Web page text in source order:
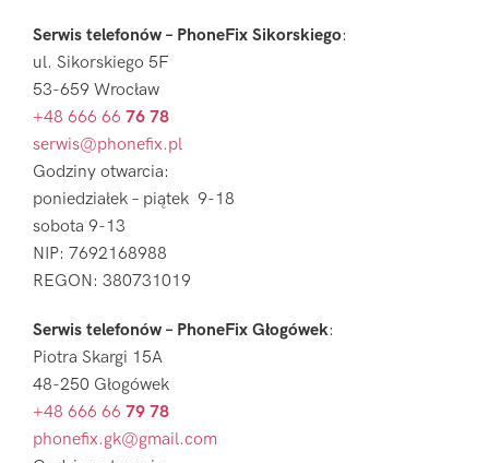
Serwis telefonów – PhoneFix Sikorskiego:
ul. Sikorskiego 5F
53-659 Wrocław
+48 666 66 76 78
serwis@phonefix.pl
Godziny otwarcia:
poniedziałek – piątek 9-18
sobota 9-13
NIP: 7692168988
REGON: 380731019
Serwis telefonów – PhoneFix Głogówek:
Piotra Skargi 15A
48-250 Głogówek
+48 666 66 79 78
phonefix.gk@gmail.com